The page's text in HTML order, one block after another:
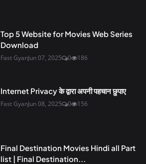
Top 5 Website for Movies Web Series
Download
Fast GyanJun 07, 2025 0 186
Internet Privacy के द्वारा अपनी पहचान छुपाए
Fast GyanJun 08, 2025 0 156
Final Destination Movies Hindi all Part
list | Final Destination...